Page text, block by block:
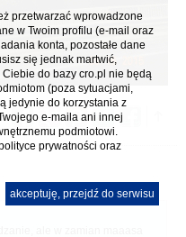
przetwarzać wprowadzone
w Twoim profilu (e-mail oraz
konta, pozostałe dane
się jednak martwić,
do bazy cro.pl nie będą
(poza sytuacjami,
jedynie do korzystania z
e-maila ani innej
podmiotowi.
prywatności oraz
akceptuję, przejdź do serwisu